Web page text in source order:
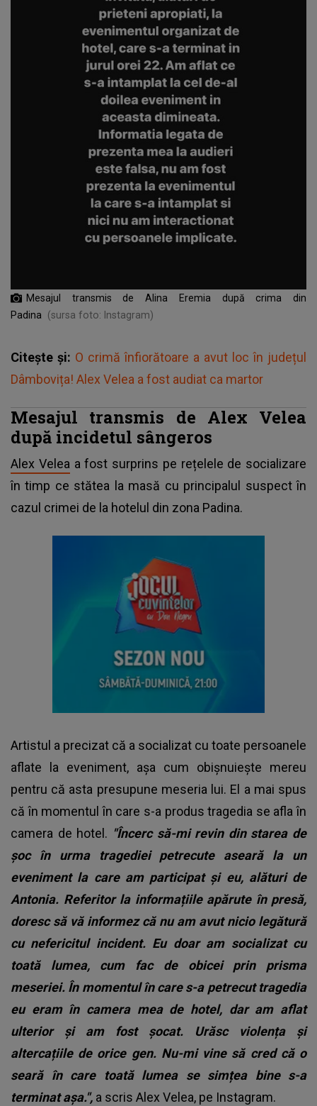
Mesajul transmis de Alina Eremia după crima din
Padina
(sursa foto: Instagram)
Citește și: O crimă înfiorătoare a avut loc în județul
Dâmbovița! Alex Velea a fost audiat ca martor
Mesajul transmis de Alex Velea
după incidetul sângeros
Alex Velea a fost surprins pe rețelele de socializare
în timp ce stătea la masă cu principalul suspect în
cazul crimei de la hotelul din zona Padina.
Artistul a precizat că a socializat cu toate persoanele
aflate la eveniment, așa cum obișnuiește mereu
pentru că asta presupune meseria lui. El a mai spus
că în momentul în care s-a produs tragedia se afla în
camera de hotel. "Încerc să-mi revin din starea de
șoc în urma tragediei petrecute aseară la un
eveniment la care am participat și eu, alături de
Antonia. Referitor la informațiile apărute în presă,
doresc să vă informez că nu am avut nicio legătură
cu nefericitul incident. Eu doar am socializat cu
toată lumea, cum fac de obicei prin prisma
meseriei. În momentul în care s-a petrecut tragedia
eu eram în camera mea de hotel, dar am aflat
ulterior și am fost șocat. Urăsc violența și
altercațiile de orice gen. Nu-mi vine să cred că o
seară în care toată lumea se simțea bine s-a
terminat așa.", a scris Alex Velea, pe Instagram.